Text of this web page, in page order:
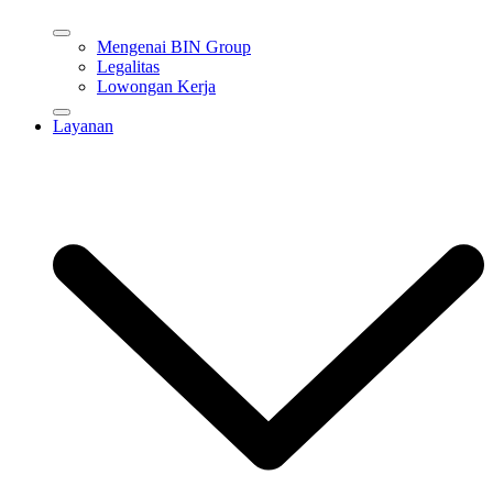
Mengenai BIN Group
Legalitas
Lowongan Kerja
Layanan